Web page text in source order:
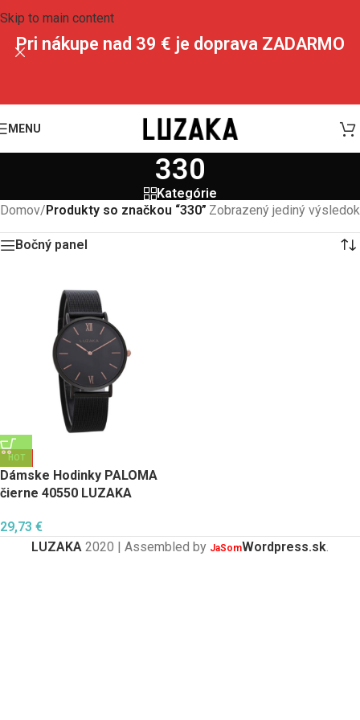
Skip to main content
Pri nákupe nad 39 € je doprava ZADARMO
MENU
330
Kategórie
Domov/Produkty so značkou “330” Zobrazený jediný výsledok
Bočný panel
HOT
Dámske Hodinky PALOMA
čierne 40550 LUZAKA
29,73 €
LUZAKA 2020 | Assembled by JaSomWordpress.sk.